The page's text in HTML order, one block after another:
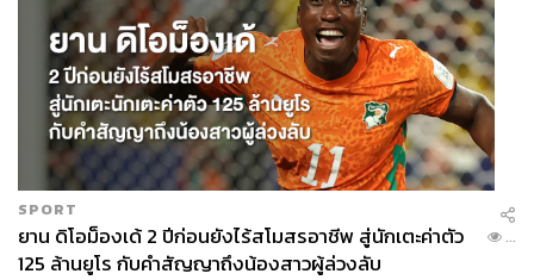
SPORT
ยาน ดิโอม็องเด้ 2 ปีก่อนยังไร้สโมสรอาชีพ สู่นักเตะค่าตัว
125 ล้านยูโร กับคำสัญญาถึงน้องสาวผู้ล่วงลับ
...